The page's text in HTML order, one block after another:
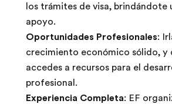
los trámites de visa, brindándote
apoyo.
Oportunidades Profesionales:
crecimiento económico sólido, y
accedes a recursos para el
profesional.
Experiencia Completa: EF